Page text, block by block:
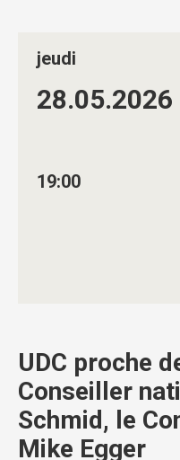
jeudi
28.05.2026
19:00
UDC proche
Conseiller
Schmid, le
Mike Egger